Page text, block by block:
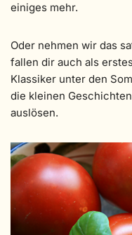
einiges mehr.
Oder nehmen wir das
fallen dir auch als
Klassiker unter den
die kleinen
auslösen.